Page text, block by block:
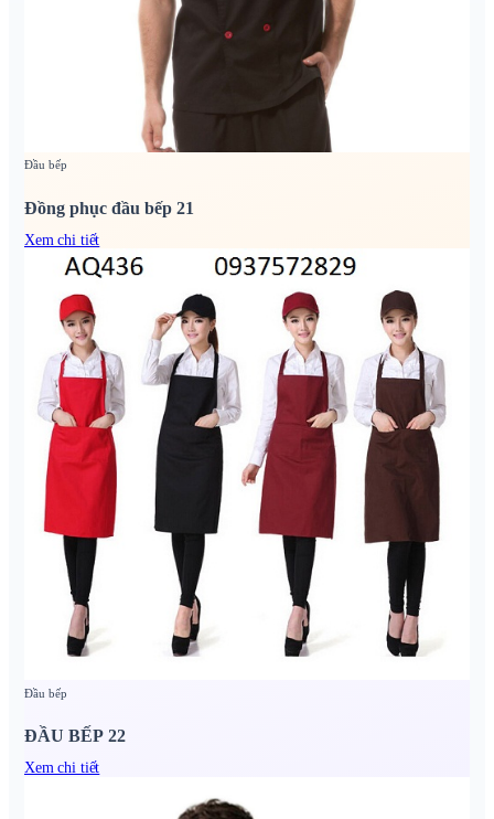
Đầu bếp
Đồng phục đầu bếp 21
Xem chi tiết
Đầu bếp
ĐẦU BẾP 22
Xem chi tiết